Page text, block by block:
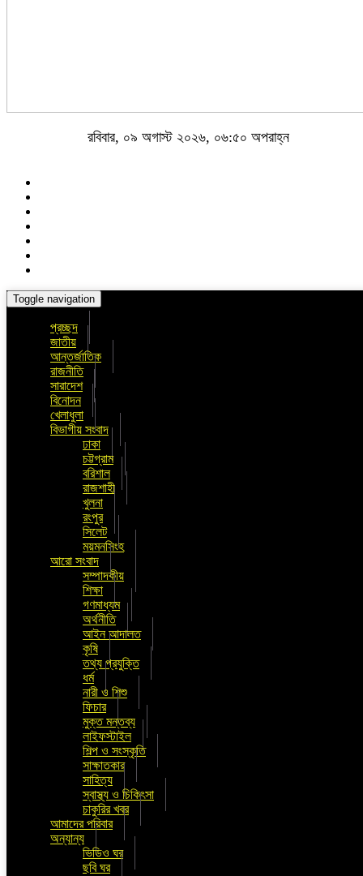
রবিবার, ০৯ অগাস্ট ২০২৬, ০৬:৫০ অপরাহ্ন
Toggle navigation
প্রচ্ছদ
জাতীয়
আন্তর্জাতিক
রাজনীতি
সারাদেশ
বিনোদন
খেলাধুলা
বিভাগীয় সংবাদ
ঢাকা
চট্টগ্রাম
বরিশাল
রাজশাহী
খুলনা
রংপুর
সিলেট
ময়মনসিংহ
আরো সংবাদ
সম্পাদকীয়
শিক্ষা
গণমাধ্যম
অর্থনীতি
আইন আদালত
কৃষি
তথ্য প্রযুক্তি
ধর্ম
নারী ও শিশু
ফিচার
মুক্ত মন্তব্য
লাইফস্টাইল
শিল্প ও সংস্কৃতি
সাক্ষাতকার
সাহিত্য
স্বাস্থ্য ও চিকিৎসা
চাকুরির খবর
আমাদের পরিবার
অন্যান্য
ভিডিও ঘর
ছবি ঘর